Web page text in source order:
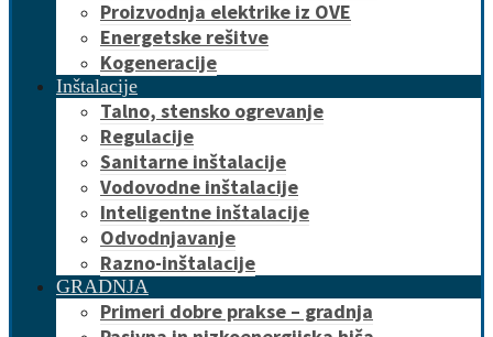
Proizvodnja elektrike iz OVE
Energetske rešitve
Kogeneracije
Inštalacije
Talno, stensko ogrevanje
Regulacije
Sanitarne inštalacije
Vodovodne inštalacije
Inteligentne inštalacije
Odvodnjavanje
Razno-inštalacije
GRADNJA
Primeri dobre prakse – gradnja